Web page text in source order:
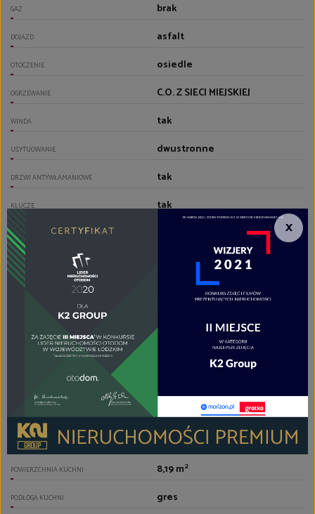
GAZ brak
DOJAZD asfalt
OTOCZENIE osiedle
OGRZEWANIE C.O. Z SIECI MIEJSKIEJ
WINDA tak
USYTUOWANIE dwustronne
DRZWI ANTYWŁAMANIOWE tak
KLUCZE tak
POMIESZCZENIA
POWIERZCHNIA POKOI 9,60; 13,53; 18,29; 20,41 m
otwarta na salon
RODZAJ KUCHNI jasna z oknem
POWIERZCHNIA KUCHNI 8,19 m2
PODŁOGA KUCHNI gres
×